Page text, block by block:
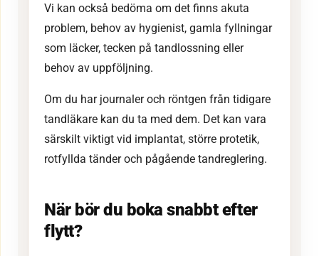
Vi kan också bedöma om det finns akuta
problem, behov av hygienist, gamla fyllningar
som läcker, tecken på tandlossning eller
behov av uppföljning.
Om du har journaler och röntgen från tidigare
tandläkare kan du ta med dem. Det kan vara
särskilt viktigt vid implantat, större protetik,
rotfyllda tänder och pågående tandreglering.
När bör du boka snabbt efter
flytt?